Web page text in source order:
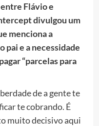
Flávio e
divulgou um
menciona a
pai e a necessidade
“parcelas para
de a gente te
te cobrando. É
muito decisivo aqui